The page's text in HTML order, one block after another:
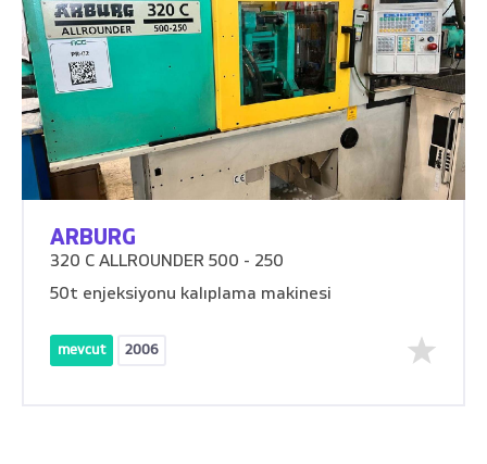
ARBURG
320 C ALLROUNDER 500 - 250
50t enjeksiyonu kalıplama makinesi
mevcut 2006